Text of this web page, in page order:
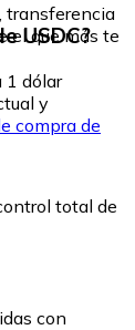
transferencia
el que más te
USDC?
1 dólar
y
compra de
total de
con